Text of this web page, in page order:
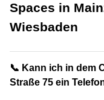
Spaces in
Wiesbaden
📞 Kann ich in dem
Straße 75 ein